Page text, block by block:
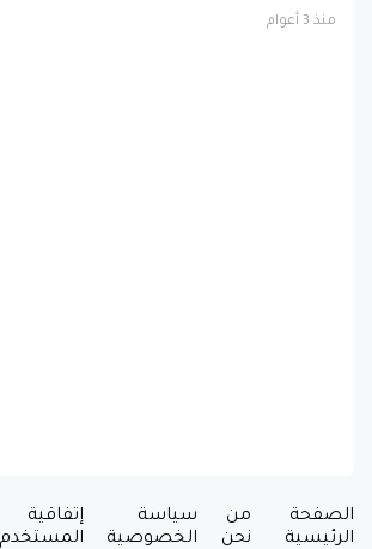
منذ 3 أعوام
الصفحة
الرئيسية
من
نحن
سياسة
الخصوصية
إتفاقية
المستخدم